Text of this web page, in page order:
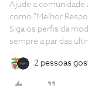
Ajude a
como "Melhor
Siga os perfis da
sempre a par das
2 pessoas